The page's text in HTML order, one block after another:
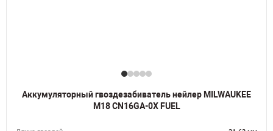
Аккумуляторный гвоздезабиватель нейлер MILWAUKEE
M18 CN16GA-0X FUEL